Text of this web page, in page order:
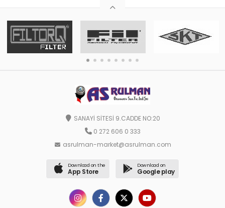
SANAYİ SİTESİ 9.CADDE NO:20
0 272 606 0 333
asrulman-market@asrulman.com
Download on the
App Store
Download on
Google play